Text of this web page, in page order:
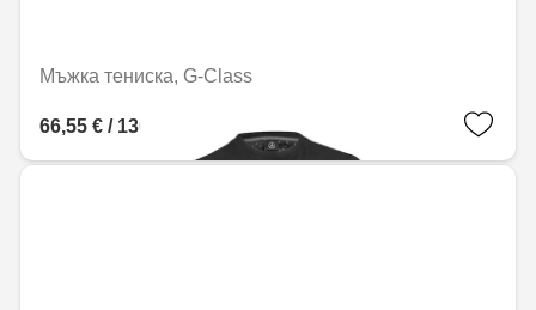
Мъжка тениска, G-Class
66,55 € / 130,16 лв.